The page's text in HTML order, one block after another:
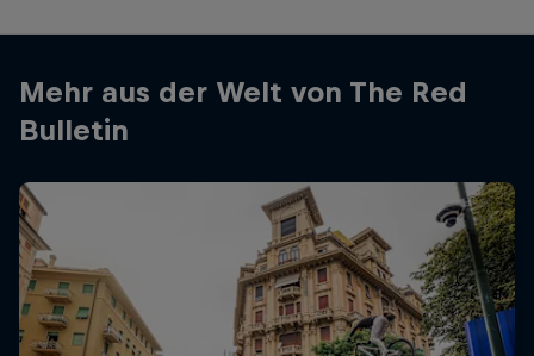
Mehr aus der Welt von The Red
Bulletin